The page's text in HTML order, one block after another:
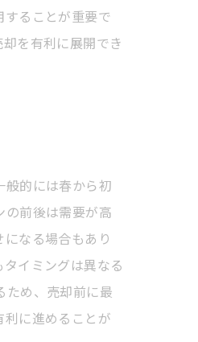
ることが重要で
を有利に展開でき
般的には春から初
の前後は需要が高
なる場合もあり
イミングは異なる
ため、売却前に最
に進めることが